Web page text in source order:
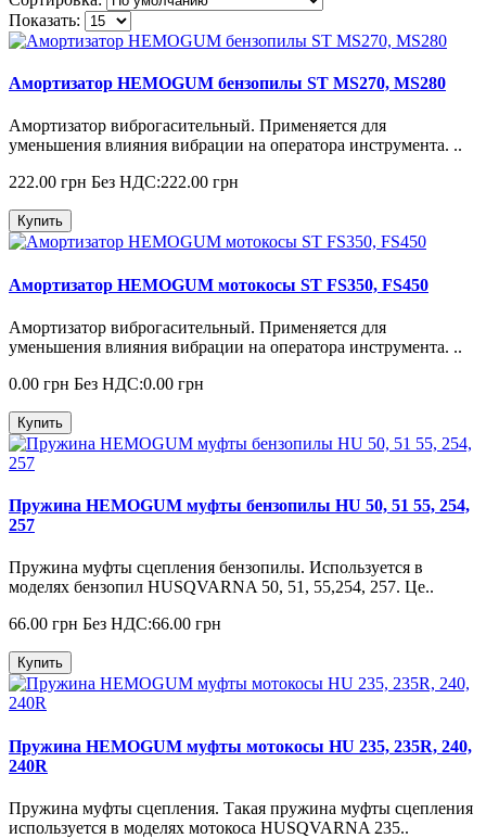
Показать:
Амортизатор HEMOGUM бензопилы ST MS270, MS280
Амортизатор виброгасительный. Применяется для
уменьшения влияния вибрации на оператора инструмента. ..
222.00 грн Без НДС:222.00 грн
Купить
Амортизатор HEMOGUM мотокосы ST FS350, FS450
Амортизатор виброгасительный. Применяется для
уменьшения влияния вибрации на оператора инструмента. ..
0.00 грн Без НДС:0.00 грн
Купить
Пружина HEMOGUM муфты бензопилы HU 50, 51 55, 254,
257
Пружина муфты сцепления бензопилы. Используется в
моделях бензопил HUSQVARNA 50, 51, 55,254, 257. Це..
66.00 грн Без НДС:66.00 грн
Купить
Пружина HEMOGUM муфты мотокосы HU 235, 235R, 240,
240R
Пружина муфты сцепления. Такая пружина муфты сцепления
используется в моделях мотокоса HUSQVARNA 235..